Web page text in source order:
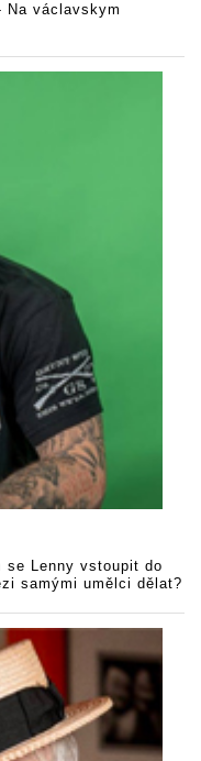
Na václavskym
se Lenny vstoupit do
samými umělci dělat?